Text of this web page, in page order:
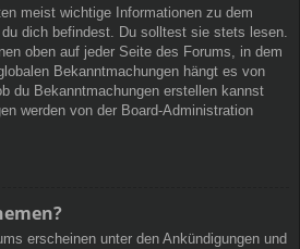
meist wichtige Informationen zu dem
dich befindest. Du solltest sie stets lesen.
oben auf jeder Seite des Forums, in dem
Bekanntmachungen hängt es von
du Bekanntmachungen erstellen kannst
werden von der Board-Administration
erscheinen unter den Ankündigungen und